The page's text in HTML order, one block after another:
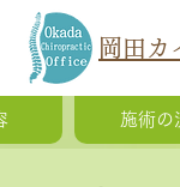
岡田カ
施術の